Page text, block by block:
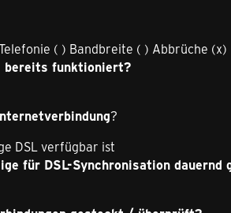
( ) Bandbreite ( ) Abbrüche (x)
bereits funktioniert?
?
DSL verfügbar ist
für DSL-Synchronisation dauernd